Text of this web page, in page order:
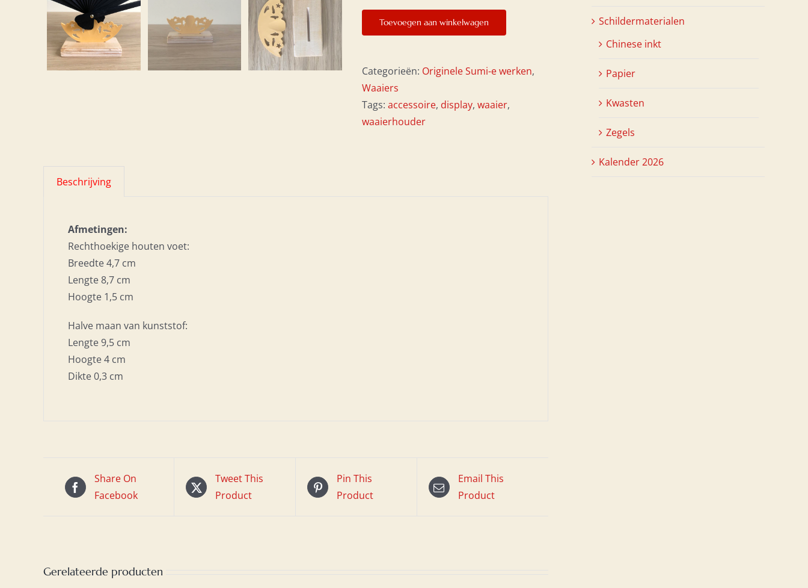
aantal
Toevoegen aan winkelwagen
Categorieën: Originele Sumi-e werken,
Waaiers
Tags: accessoire, display, waaier,
waaierhouder
Beschrijving
Afmetingen:
Rechthoekige houten voet:
Breedte 4,7 cm
Lengte 8,7 cm
Hoogte 1,5 cm
Halve maan van kunststof:
Lengte 9,5 cm
Hoogte 4 cm
Dikte 0,3 cm
Share On
Facebook
Tweet This
Product
Pin This
Product
Email This
Product
Gerelateerde producten
Schildermaterialen
Chinese inkt
Papier
Kwasten
Zegels
Kalender 2026